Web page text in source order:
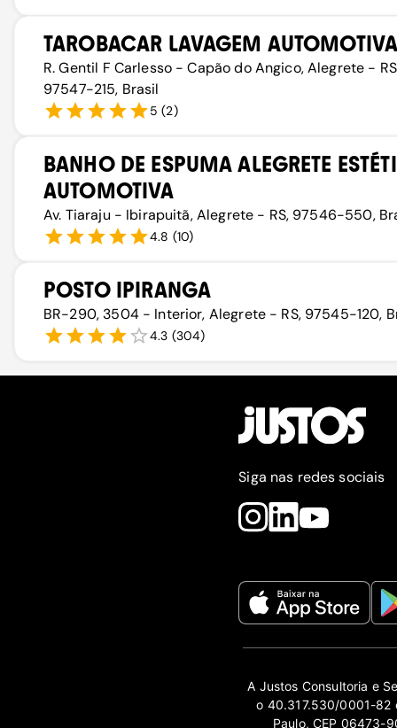
TAROBACAR LAVAGEM AUTOMOTIVA
R. Gentil F Carlesso - Capão do Angico, Alegrete -
97547-215, Brasil
5 (2)
BANHO DE ESPUMA ALEGRETE
AUTOMOTIVA
Av. Tiaraju - Ibirapuitã, Alegrete - RS, 97546-550,
4.8 (10)
POSTO IPIRANGA
BR-290, 3504 - Interior, Alegrete - RS, 97545-120,
4.3 (304)
Siga nas redes sociais
A Justos Consultoria e
o 40.317.530/0001-82
Paulo, CEP 06473-